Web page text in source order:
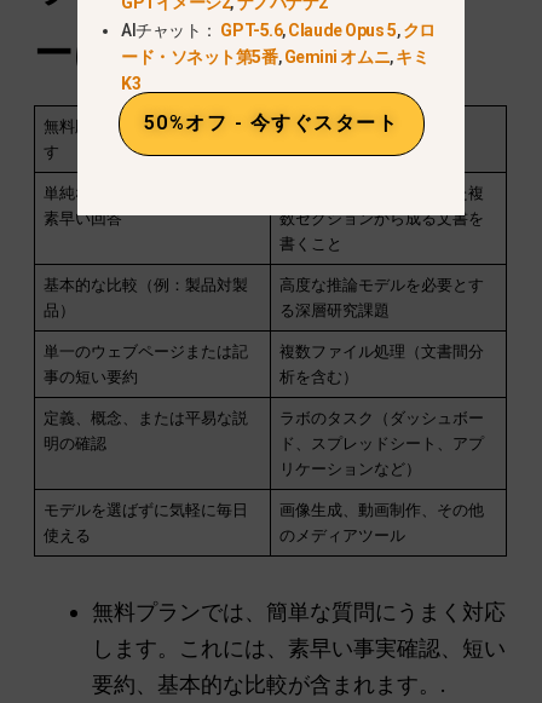
ーに十分か？
無料版でも問題なく動作しま
す
Pro/Maxが必要です
単純な事実に関する質問への
素早い回答
長い報告書や構造化された複
数セクションから成る文書を
書くこと
基本的な比較（例：製品対製
品）
高度な推論モデルを必要とす
る深層研究課題
単一のウェブページまたは記
事の短い要約
複数ファイル処理（文書間分
析を含む）
定義、概念、または平易な説
明の確認
ラボのタスク（ダッシュボー
ド、スプレッドシート、アプ
リケーションなど）
モデルを選ばずに気軽に毎日
使える
画像生成、動画制作、その他
のメディアツール
無料プランでは、簡単な質問にうまく対応
します。これには、素早い事実確認、短い
要約、基本的な比較が含まれます。.
AIチャット： GPT-5.6,Claude Opus 5,クロ
ード・ソネット第5番,Gemini オムニ,キミ
K3
50%オフ - 今すぐスタート